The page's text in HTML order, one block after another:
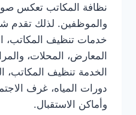
نظافة المكاتب تعكس
والموظفين. لذلك تقدم
خدمات تنظيف المكاتب،
المعارض، المحلات،
الخدمة تنظيف المكاتب،
دورات المياه، غرف
وأماكن الاستقبال.